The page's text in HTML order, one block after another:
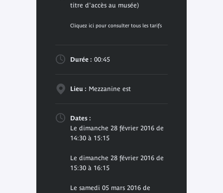
titre d'accès au musée)
Cliquez ici pour consulter tous les tarifs
Durée : 00:45
Lieu : Mezzanine est
Dates :
Le dimanche 28 février 2016 de
14:30 à 15:15
Le dimanche 28 février 2016 de
15:30 à 16:15
Le samedi 05 mars 2016 de